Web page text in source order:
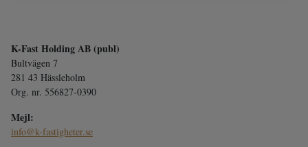
K-Fast Holding AB (publ)
Bultvägen 7
281 43 Hässleholm
Org. nr. 556827-0390
Mejl:
info@k-fastigheter.se